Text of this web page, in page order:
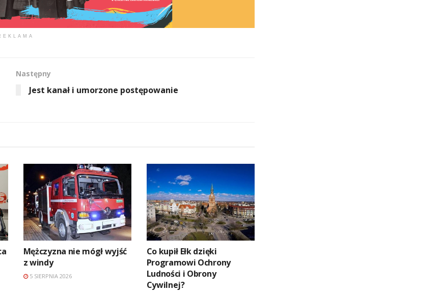
Następny
Jest kanał i umorzone postępowanie
Mężczyzna nie mógł wyjść
z windy
5 SIERPNIA 2026
Co kupił Ełk dzięki
Programowi Ochrony
Ludności i Obrony
Cywilnej?